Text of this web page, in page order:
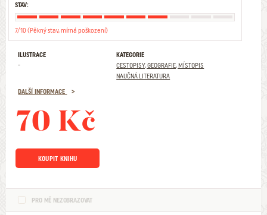
STAV:
7/10 (Pěkný stav, mírná poškození)
ILUSTRACE
-
KATEGORIE
CESTOPISY, GEOGRAFIE, MÍSTOPIS
NAUČNÁ LITERATURA
DALŠÍ INFORMACE
70 Kč
KOUPIT KNIHU
PRO MĚ NEZOBRAZOVAT